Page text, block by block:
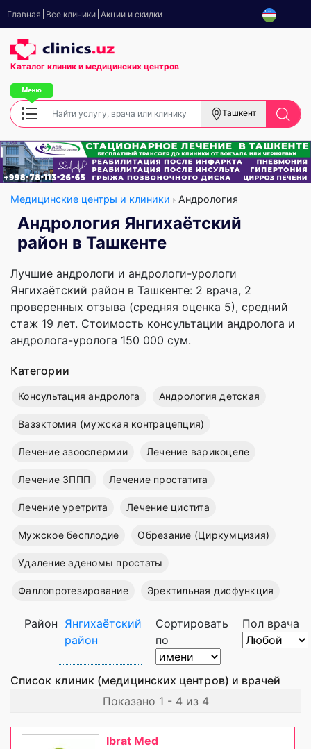
Главная Все клиники Акции и скидки
Каталог клиник и медицинских центров
Ташкент
Медицинские центры и клиники Андрология
Андрология Янгихаётский
район в Ташкенте
Лучшие андрологи и андрологи-урологи
Янгихаётский район в Ташкенте: 2 врача, 2
проверенных отзыва (средняя оценка 5), cредний
стаж 19 лет. Стоимость консультации андролога и
андролога-уролога 150 000 сум.
Категории
Консультация андролога Андрология детская
Вазэктомия (мужская контрацепция)
Лечение азооспермии Лечение варикоцеле
Лечение ЗППП Лечение простатита
Лечение уретрита Лечение цистита
Мужское бесплодие Обрезание (Циркумцизия)
Удаление аденомы простаты
Фаллопротезирование Эректильная дисфункция
Район Янгихаётский
район
Сортировать
по
Пол врача
Список клиник (медицинских центров) и врачей
Показано 1 - 4 из 4
Ibrat Med